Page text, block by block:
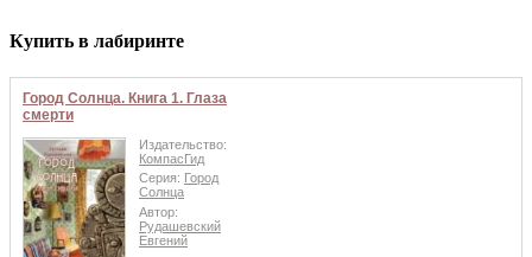
Купить в лабиринте
Город Солнца. Книга 1. Глаза
смерти
Издательство:
КомпасГид
Серия: Город
Солнца
Автор:
Рудашевский
Евгений